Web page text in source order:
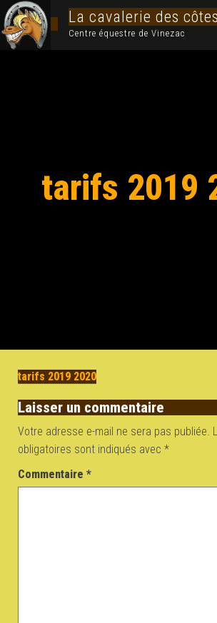
La cavalerie des côtes
Centre équestre de Vinezac
tarifs 2019
tarifs 2019 2020
Laisser un commentaire
Votre adresse e-mail ne sera pas publiée.
obligatoires sont indiqués avec *
Commentaire *